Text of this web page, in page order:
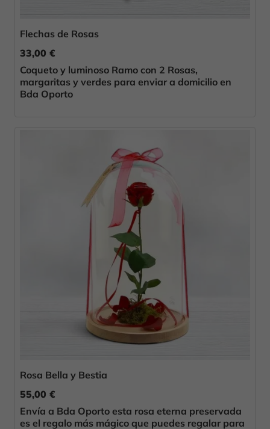
Flechas de Rosas
33,00 €
Coqueto y luminoso Ramo con 2 Rosas,
margaritas y verdes para enviar a domicilio en
Bda Oporto
Rosa Bella y Bestia
55,00 €
Envía a Bda Oporto esta rosa eterna preservada
es el regalo más mágico que puedes regalar para